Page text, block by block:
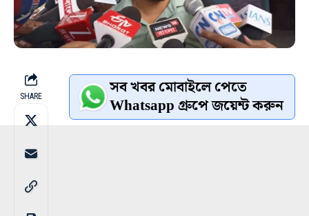
SHARE সব খবর মোবাইলে পেতে
Whatsapp গ্রুপে জয়েন্ট করুন